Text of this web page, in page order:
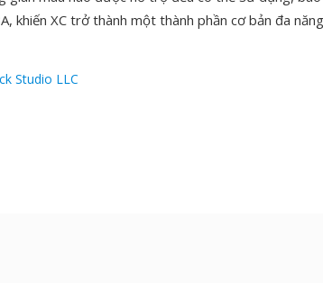
khiến XC trở thành một thành phần cơ bản đa
Studio LLC